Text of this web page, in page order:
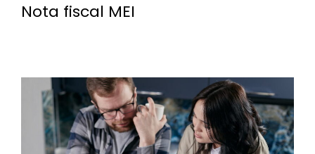
Nota fiscal MEI